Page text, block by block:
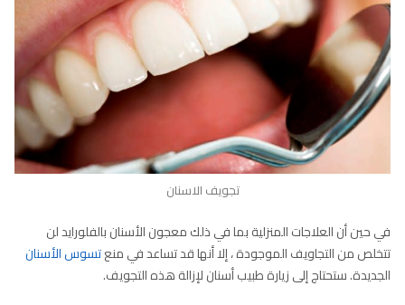
تجويف الاسنان
في حين أن العلاجات المنزلية بما في ذلك معجون الأسنان بالفلورايد لن
تتخلص من التجاويف الموجودة ، إلا أنها قد تساعد في منعتسوس الأسنان
الجديدة. ستحتاج إلى زيارة طبيب أسنان لإزالة هذه التجويف.